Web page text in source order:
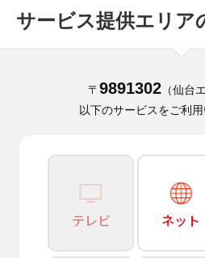
サービス提供エリア
〒 9891302（仙台
以下のサービスをご利用
テレビ ネット